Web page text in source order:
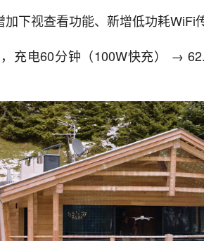
下视查看功能、新增低功耗WiFi
充电60分钟（100W快充） →